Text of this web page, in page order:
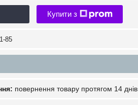
Купити з
85
повернення товару протягом 14 днів